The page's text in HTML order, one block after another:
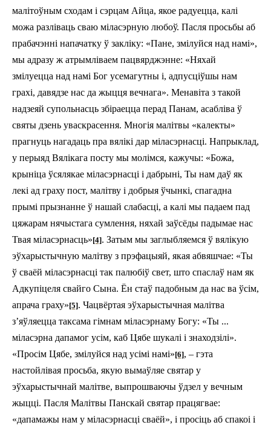
малітоўным сходам і сэрцам Айца, якое радуецца, калі
можа разліваць сваю міласэрную любоў. Пасля просьбы аб
прабачэнні напачатку ў закліку: «Пане, змілуйся над намі»,
мы адразу ж атрымліваем пацвярджэнне: «Няхай
змілуецца над намі Бог усемагутны і, адпусціўшы нам
грахі, давядзе нас да жыцця вечнага». Менавіта з такой
надзеяй супольнасць збіраецца перад Панам, асабліва ў
святы дзень уваскрасення. Многія малітвы «калекты»
прагнуць нагадаць пра вялікі дар міласэрнасці. Напрыклад,
у перыяд Вялікага посту мы молімся, кажучы: «Божа,
крыніца ўсялякае міласэрнасці і дабрыні, Ты нам даў як
лекі ад граху пост, малітву і добрыя ўчынкі, спагадна
прымі прызнанне ў нашай слабасці, а калі мы падаем пад
цяжарам нячыстага сумлення, няхай заўсёды падымае нас
Твая міласэрнасць»[4]. Затым мы заглыбляемся ў вялікую
эўхарыстычную малітву з прэфацыяй, якая абвяшчае: «Ты
ў сваёй міласэрнасці так палюбіў свет, што спаслаў нам як
Адкупіцеля свайго Сына. Ён стаў падобным да нас ва ўсім,
апрача граху»[5]. Чацвёртая эўхарыстычная малітва
з’яўляецца таксама гімнам міласэрнаму Богу: «Ты ...
міласэрна дапамог усім, каб Цябе шукалі і знаходзілі».
«Просім Цябе, змілуйся над усімі намі»[6], – гэта
настойлівая просьба, якую вымаўляе святар у
эўхарыстычнай малітве, выпрошваючы ўдзел у вечным
жыцці. Пасля Малітвы Панскай святар працягвае:
«дапамажы нам у міласэрнасці сваёй», і просіць аб спакоі і